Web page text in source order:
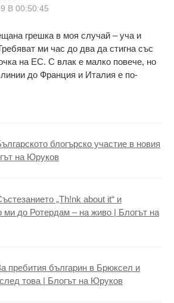
В 00:50:45
грешка в моя случай – уча и
ми час до два да стигна със
на ЕС. С влак е малко повече, но
линии до Франция и Италия е по-
блогърско участие в новия
на Юруков
„Th!nk about it“ и
ми до Ротердам – на живо | Блогът на
пребития българин в Брюксел и
това | Блогът на Юруков